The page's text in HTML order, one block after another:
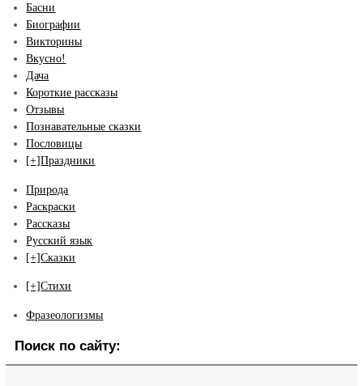
Басни
Биографии
Викторины
Вкусно!
Дача
Короткие рассказы
Отзывы
Познавательные сказки
Пословицы
[+]Праздники
Природа
Раскраски
Рассказы
Русский язык
[+]Сказки
[+]Стихи
Фразеологизмы
Поиск по сайту: